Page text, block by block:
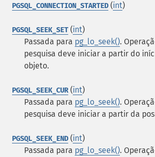
PGSQL_CONNECTION_STARTED (int)
PGSQL_SEEK_SET (int)
Passada para pg_lo_seek().
pesquisa deve iniciar a partir do
objeto.
PGSQL_SEEK_CUR(int)
Passada para pg_lo_seek().
pesquisa deve iniciar a partir da
PGSQL_SEEK_END (int)
Passada para pg_lo_seek().